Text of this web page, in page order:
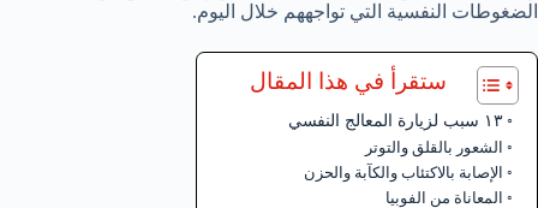
الضغوطات النفسية التي تواجههم خلال اليوم.
ستقرأ في هذا المقال
١٣ سبب لزيارة المعالج النفسي
الشعور بالقلق والتوتر
الإصابة بالاكتئاب والكآبة والحزن
المعاناة من الفوبيا